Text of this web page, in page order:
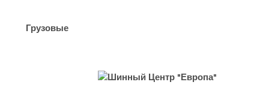
Грузовые